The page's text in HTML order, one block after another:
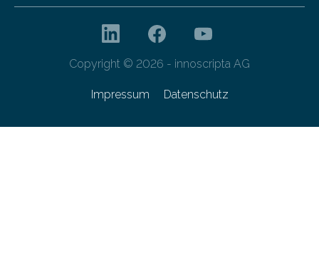
Copyright © 2026 - innoscripta AG
Impressum Datenschutz